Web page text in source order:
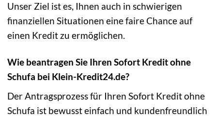
Unser Ziel ist es, Ihnen auch in schwierigen
finanziellen Situationen eine faire Chance auf
einen Kredit zu ermöglichen.
Wie beantragen Sie Ihren Sofort Kredit ohne
Schufa bei Klein-Kredit24.de?
Der Antragsprozess für Ihren Sofort Kredit ohne
Schufa ist bewusst einfach und kundenfreundlich